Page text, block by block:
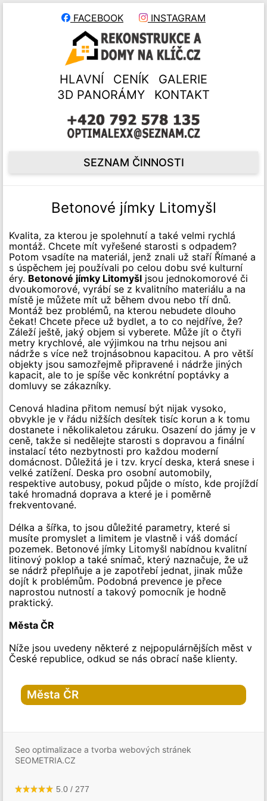
FACEBOOK INSTAGRAM
HLAVNÍ CENÍK
GALERIE
3D PANORÁMY
KONTAKT
SEZNAM ČINNOSTI
Betonové jímky Litomyšl
Kvalita, za kterou je spolehnutí a také velmi rychlá
montáž. Chcete mít vyřešené starosti s odpadem?
Potom vsadíte na materiál, jenž znali už staří Římané a
s úspěchem jej používali po celou dobu své kulturní
éry. Betonové jímky Litomyšl jsou jednokomorové či
dvoukomorové, vyrábí se z kvalitního materiálu a na
místě je můžete mít už během dvou nebo tří dnů.
Montáž bez problémů, na kterou nebudete dlouho
čekat! Chcete přece už bydlet, a to co nejdříve, že?
Záleží ještě, jaký objem si vyberete. Může jít o čtyři
metry krychlové, ale výjimkou na trhu nejsou ani
nádrže s více než trojnásobnou kapacitou. A pro větší
objekty jsou samozřejmě připravené i nádrže jiných
kapacit, ale to je spíše věc konkrétní poptávky a
domluvy se zákazníky.
Cenová hladina přitom nemusí být nijak vysoko,
obvykle je v řádu nižších desítek tisíc korun a k tomu
dostanete i několikaletou záruku. Osazení do jámy je v
ceně, takže si nedělejte starosti s dopravou a finální
instalací této nezbytnosti pro každou moderní
domácnost. Důležitá je i tzv. krycí deska, která snese i
velké zatížení. Deska pro osobní automobily,
respektive autobusy, pokud půjde o místo, kde projíždí
také hromadná doprava a které je i poměrně
frekventované.
Délka a šířka, to jsou důležité parametry, které si
musíte promyslet a limitem je vlastně i váš domácí
pozemek. Betonové jímky Litomyšl nabídnou kvalitní
litinový poklop a také snímač, který naznačuje, že už
se nádrž přeplňuje a je zapotřebí jednat, jinak může
dojít k problémům. Podobná prevence je přece
naprostou nutností a takový pomocník je hodně
praktický.
Města ČR
Níže jsou uvedeny některé z nejpopulárnějších měst v
České republice, odkud se nás obrací naše klienty.
Města ČR
Praha-1
Praha-2
Praha-5
Seo optimalizace a tvorba webových stránek
SEOMETRIA.CZ
5.0 / 277